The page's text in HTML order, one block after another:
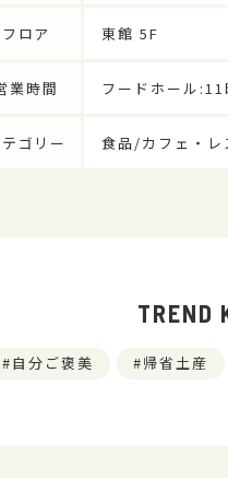
フロア 東館 5F
業時間 フードホール
ゴリー 食品/カフェ・レ
TREND
自分ご褒美 帰省土産